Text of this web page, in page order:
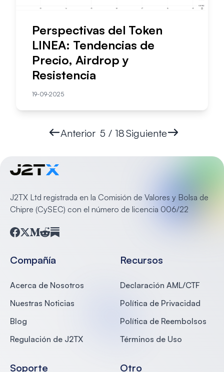
Perspectivas del Token
LINEA: Tendencias de
Precio, Airdrop y
Resistencia
19-09-2025
Anterior 5 / 18Siguiente
J2TX Ltd registrada en la Comisión de Valores y Bolsa de
Chipre (CySEC) con el número de licencia 006/22
Compañía
Acerca de Nosotros
Nuestras Noticias
Blog
Regulación de J2TX
Soporte
Recursos
Declaración AML/CTF
Política de Privacidad
Política de Reembolsos
Términos de Uso
Otro